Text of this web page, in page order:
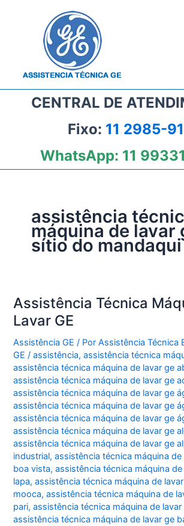
CENTRAL DE
Fixo: 11 2985-
WhatsApp: 11
assistência
máquina de lavar
sítio do mandaqui
Assistência Técnica
Lavar GE
Assistência GE / PorAssistência Técnica
GE/assistência,assistência técnica
assistência técnica máquina de lavar ge
assistência técnica máquina de lavar ge
assistência técnica máquina de lavar ge
assistência técnica máquina de lavar ge
assistência técnica máquina de lavar ge
assistência técnica máquina de lavar ge
assistência técnica máquina de lavar ge
industrial,assistência técnica máquina de
boa vista,assistência técnica máquina
lapa,assistência técnica máquina de
mooca,assistência técnica máquina de
pari,assistência técnica máquina de
assistência técnica máquina de lavar ge